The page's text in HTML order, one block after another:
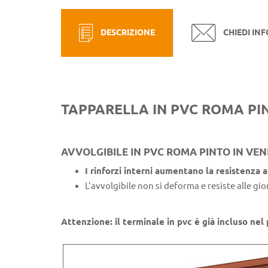
DESCRIZIONE CHIEDI
TAPPARELLA IN PVC ROMA
AVVOLGIBILE IN PVC ROMA PINTO IN
I rinforzi interni aumentano la resistenza
L'avvolgibile non si deforma e resiste alle
Attenzione: il terminale in pvc è già incluso nel